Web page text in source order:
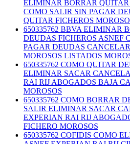
ELIMINAR BORRAR
COMO SALIR SIN PAGAR
QUITAR FICHEROS
650335762 BBVA ELIMINAR
DEUDAS FICHEROS ASNEF
PAGAR DEUDAS
MOROSOS LISTADOS
650335762 COMO QUITAR
ELIMINAR SACAR
RAI RIJ ABOGADOS BAJA
MOROSOS
650335762 COMO BORRAR
SALIR ELIMINAR SACAR
EXPERIAN RAI RIJ
FICHERO MOROSOS
650335762 COFIDIS COMO